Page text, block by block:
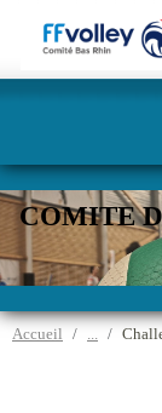
COMITE
Accueil
Panneau de gestion